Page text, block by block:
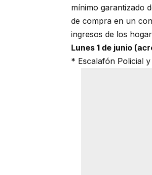
mínimo garantizado
de compra en un
ingresos de los
Lunes 1 de junio
* Escalafón Policial